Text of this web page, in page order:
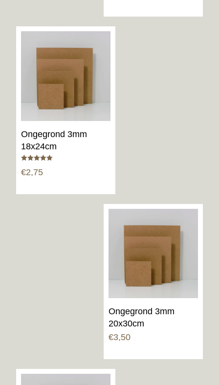
Ongegrond 3mm
18x24cm
5.00
uit 5
€2,75
Ongegrond 3mm
20x30cm
€3,50